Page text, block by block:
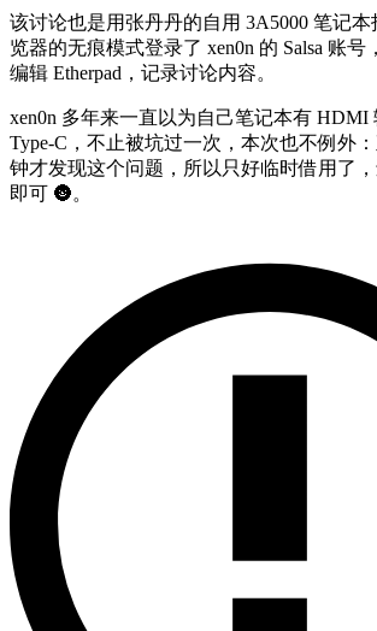
该讨论也是用张丹丹的自用 3A5000 笔记本
览器的无痕模式登录了 xen0n 的 Salsa 账号
编辑 Etherpad，记录讨论内容。
xen0n 多年来一直以为自己笔记本有
Type-C，不止被坑过一次，本次也不例外
钟才发现这个问题，所以只好临时借用了
即可 🌚。